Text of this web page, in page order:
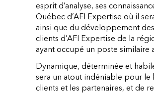
esprit d’analyse, ses
Québec d’AFI Expertise où il
ainsi que du développement
clients d’AFI Expertise de la
ayant occupé un poste similaire
Dynamique, déterminée et
sera un atout indéniable pour le
clients et les partenaires, et de